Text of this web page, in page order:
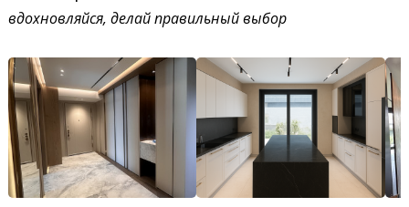
вдохновляйся, делай правильный выбор